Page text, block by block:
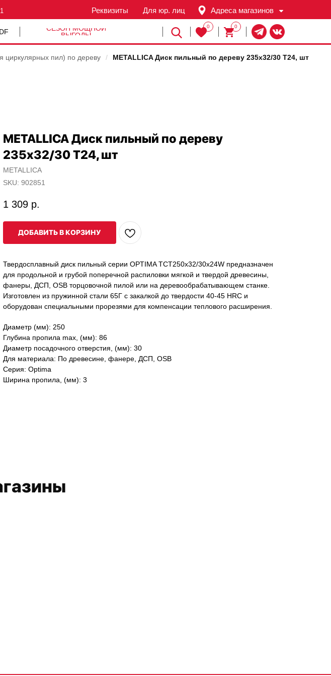
Для юр. лиц
Реквизиты Адреса магазинов
0
0
СЕЗОН МОЩНОЙ
ВЫГОДЫ
циркулярных пил) по дереву / METALLICA Диск пильный по дереву 235х32/30 Т24, шт
METALLICA Диск пильный по дереву
235х32/30 Т24, шт
METALLICA
SKU: 902851
1 309 р.
ДОБАВИТЬ В КОРЗИНУ
Твердосплавный диск пильный серии OPTIMA TCT250x32/30x24W предназначен
для продольной и грубой поперечной распиловки мягкой и твердой древесины,
фанеры, ДСП, OSB торцовочной пилой или на деревообрабатывающем станке.
Изготовлен из пружинной стали 65Г с закалкой до твердости 40-45 HRC и
оборудован специальными прорезями для компенсации теплового расширения.
Диаметр (мм): 250
Глубина пропила max, (мм): 86
Диаметр посадочного отверстия, (мм): 30
Для материала: По древесине, фанере, ДСП, OSB
Серия: Optima
Ширина пропила, (мм): 3